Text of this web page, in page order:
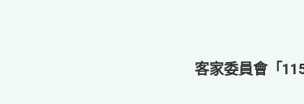
客家委員會「